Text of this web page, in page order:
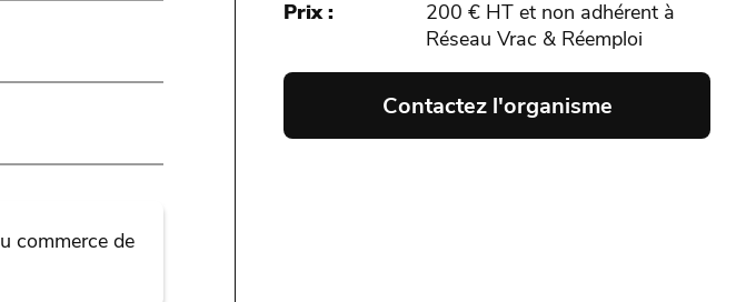
Prix
200 € HT et non adhérent à
Réseau Vrac & Réemploi
Contactez l'organisme
commerce de